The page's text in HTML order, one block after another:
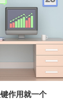
作用就一个